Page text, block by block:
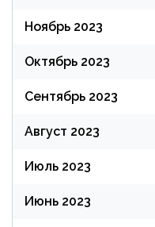
Ноябрь 2023
Октябрь 2023
Сентябрь 2023
Август 2023
Июль 2023
Июнь 2023